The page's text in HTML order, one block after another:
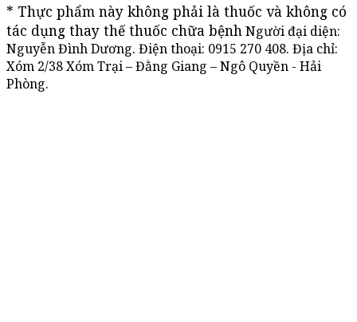
* Thực phẩm này không phải là thuốc và không có
tác dụng thay thế thuốc chữa bệnh Người đại diện:
Nguyễn Đình Dương. Điện thoại: 0915 270 408. Địa chỉ:
Xóm 2/38 Xóm Trại – Đằng Giang – Ngô Quyền - Hải
Phòng.